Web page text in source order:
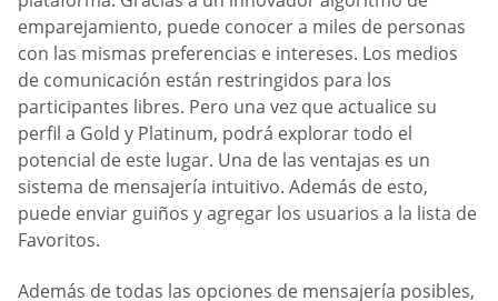
emparejamiento, puede conocer a miles de personas
con las mismas preferencias e intereses. Los medios
de comunicación están restringidos para los
participantes libres. Pero una vez que actualice su
perfil a Gold y Platinum, podrá explorar todo el
potencial de este lugar. Una de las ventajas es un
sistema de mensajería intuitivo. Además de esto,
puede enviar guiños y agregar los usuarios a la lista de
Favoritos.
Además de todas las opciones de mensajería posibles,